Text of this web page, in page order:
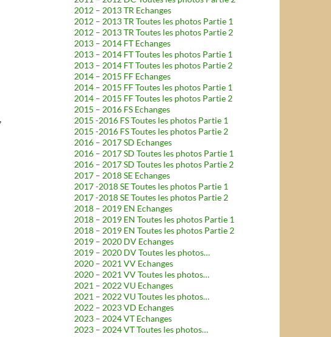
2012 – 2013 TR Echanges
2012 – 2013 TR Toutes les photos Partie 1
2012 – 2013 TR Toutes les photos Partie 2
2013 – 2014 FT Echanges
2013 – 2014 FT Toutes les photos Partie 1
2013 – 2014 FT Toutes les photos Partie 2
2014 – 2015 FF Echanges
2014 – 2015 FF Toutes les photos Partie 1
2014 – 2015 FF Toutes les photos Partie 2
2015 – 2016 FS Echanges
2015 -2016 FS Toutes les photos Partie 1
2015 -2016 FS Toutes les photos Partie 2
2016 – 2017 SD Echanges
2016 – 2017 SD Toutes les photos Partie 1
2016 – 2017 SD Toutes les photos Partie 2
2017 – 2018 SE Echanges
2017 -2018 SE Toutes les photos Partie 1
2017 -2018 SE Toutes les photos Partie 2
2018 – 2019 EN Echanges
2018 – 2019 EN Toutes les photos Partie 1
2018 – 2019 EN Toutes les photos Partie 2
2019 – 2020 DV Echanges
2019 – 2020 DV Toutes les photos…
2020 – 2021 VV Echanges
2020 – 2021 VV Toutes les photos…
2021 – 2022 VU Echanges
2021 – 2022 VU Toutes les photos…
2022 – 2023 VD Echanges
2023 – 2024 VT Echanges
2023 – 2024 VT Toutes les photos…